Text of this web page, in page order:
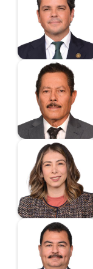
Fausto
Diputado
Gallardo Juárez
Ricardo
Diputado
Gonzalez Flandez
Deliamaria
Diputada
Guevara Garza Carlos
Alberto
Diputado